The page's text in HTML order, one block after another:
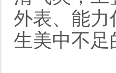
外表、能力
生美中不足